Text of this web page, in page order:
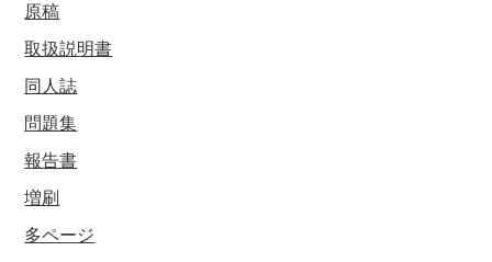
原稿
取扱説明書
同人誌
問題集
報告書
増刷
多ページ